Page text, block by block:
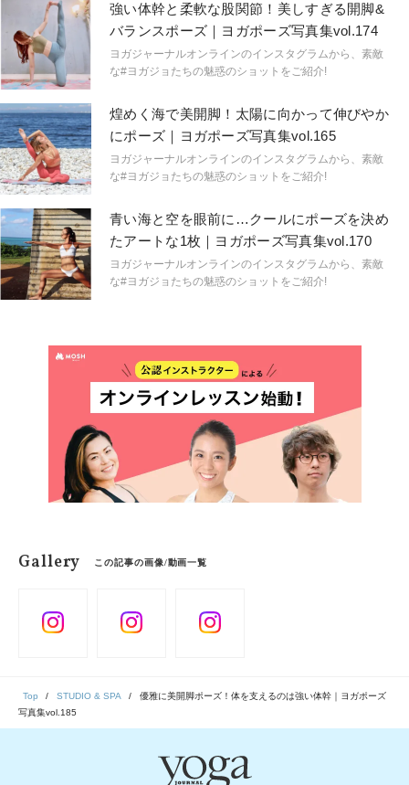
強い体幹と柔軟な股関節！美しすぎる開脚&
バランスポーズ｜ヨガポーズ写真集vol.174
ヨガジャーナルオンラインのインスタグラムから、素敵
な#ヨガジョたちの魅惑のショットをご紹介!
煌めく海で美開脚！太陽に向かって伸びやか
にポーズ｜ヨガポーズ写真集vol.165
ヨガジャーナルオンラインのインスタグラムから、素敵
な#ヨガジョたちの魅惑のショットをご紹介!
青い海と空を眼前に…クールにポーズを決め
たアートな1枚｜ヨガポーズ写真集vol.170
ヨガジャーナルオンラインのインスタグラムから、素敵
な#ヨガジョたちの魅惑のショットをご紹介!
Gallery この記事の画像/動画一覧
Top STUDIO & SPA
優雅に美開脚ポーズ！体を支えるのは強い体幹｜ヨガポーズ
写真集vol.185